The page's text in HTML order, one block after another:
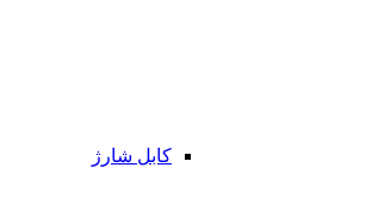
کابل شارژ